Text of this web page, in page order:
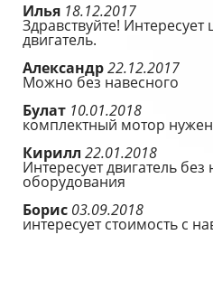
Илья 18.12.2017
Здравствуйте!
двигатель.
Александр22.12.2017
Можно без навесного
Булат 10.01.2018
комплектный мотор
Кирилл 22.01.2018
Интересует двигатель без
оборудования
Борис 03.09.2018
интересует стоимость с